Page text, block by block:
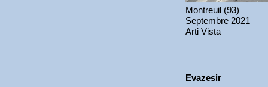
Montreuil (93)
Septembre 2021
Arti Vista
Evazesir